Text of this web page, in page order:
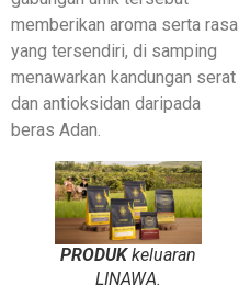
memberikan aroma serta rasa
yang tersendiri, di samping
menawarkan kandungan serat
dan antioksidan daripada
beras Adan.
PRODUKkeluaran
LINAWA.